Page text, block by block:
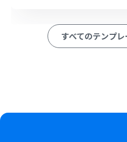
最後に、OneDriveの「ファ
クションで、変換された
に格納します。
RPA機能でブラウザを操作
すべてのテンプ